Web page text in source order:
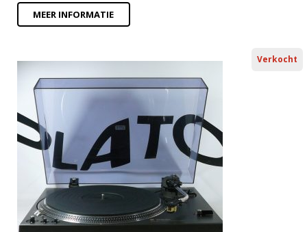
MEER INFORMATIE
Verkocht